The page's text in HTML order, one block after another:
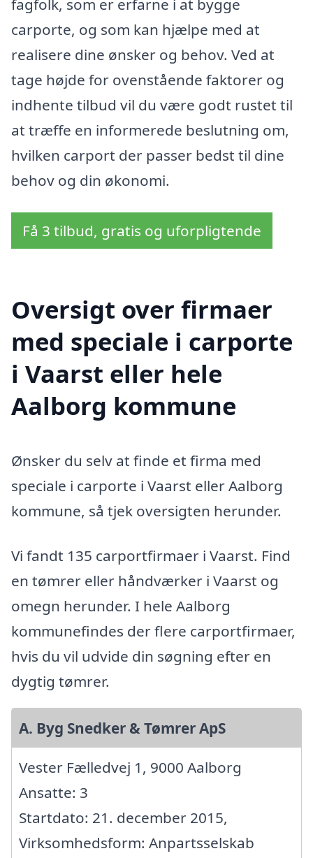
fagfolk, som er erfarne i at bygge
carporte, og som kan hjælpe med at
realisere dine ønsker og behov. Ved at
tage højde for ovenstående faktorer og
indhente tilbud vil du være godt rustet til
at træffe en informerede beslutning om,
hvilken carport der passer bedst til dine
behov og din økonomi.
Få 3 tilbud, gratis og uforpligtende
Oversigt over firmaer
med speciale i carporte
i Vaarst eller hele
Aalborg kommune
Ønsker du selv at finde et firma med
speciale i carporte i Vaarst eller Aalborg
kommune, så tjek oversigten herunder.
Vi fandt 135 carportfirmaer i Vaarst. Find
en tømrer eller håndværker i Vaarst og
omegn herunder. I hele Aalborg
kommunefindes der flere carportfirmaer,
hvis du vil udvide din søgning efter en
dygtig tømrer.
A. Byg Snedker & Tømrer ApS
Vester Fælledvej 1, 9000 Aalborg
Ansatte: 3
Startdato: 21. december 2015,
Virksomhedsform: Anpartsselskab